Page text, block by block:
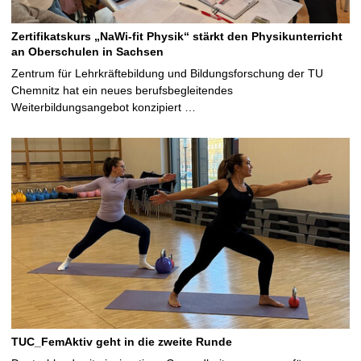
Zertifikatskurs „NaWi-fit Physik“ stärkt den Physikunterricht
an Oberschulen in Sachsen
Zentrum für Lehrkräftebildung und Bildungsforschung der TU
Chemnitz hat ein neues berufsbegleitendes
Weiterbildungsangebot konzipiert …
TUC_FemAktiv geht in die zweite Runde